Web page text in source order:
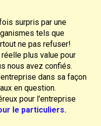
surpris par une
tels que
ne pas refuser!
plus value pour
nous avez confiés.
dans sa façon
en question.
pour l'entreprise
le particuliers.